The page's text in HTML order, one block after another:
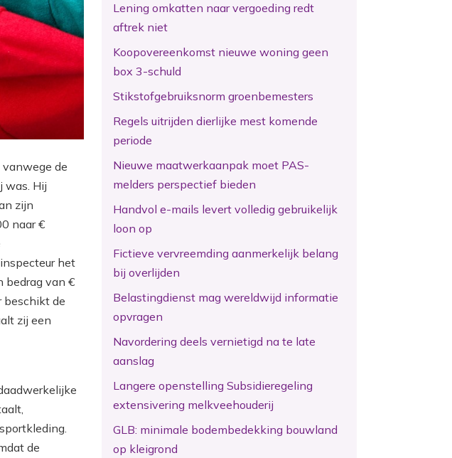
de
was. Hij
zijn
naar €
het
bedrag van €
beschikt de
zij een
de
Lening omkatten naar vergoeding redt
aftrek niet
Koopovereenkomst nieuwe woning geen
box 3-schuld
Stikstofgebruiksnorm groenbemesters
Regels uitrijden dierlijke mest komende
periode
Nieuwe maatwerkaanpak moet PAS-
melders perspectief bieden
Handvol e-mails levert volledig gebruikelijk
loon op
Fictieve vervreemding aanmerkelijk belang
bij overlijden
Belastingdienst mag wereldwijd informatie
opvragen
Navordering deels vernietigd na te late
aanslag
Langere openstelling Subsidieregeling
extensivering melkveehouderij
GLB: minimale bodembedekking bouwland
op kleigrond